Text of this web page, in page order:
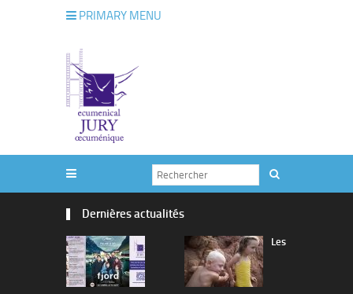
PRIMARY MENU
Dernières actualités
Les